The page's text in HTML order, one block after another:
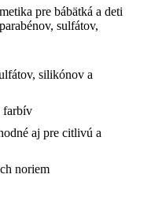
pre bábätká a deti
sulfátov,
silikónov a
farbív
aj pre citlivú a
noriem